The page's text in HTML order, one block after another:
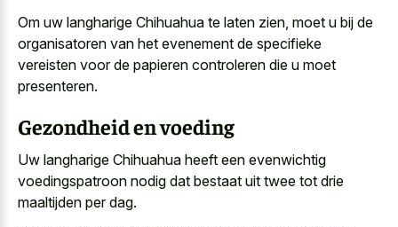
Om uw langharige Chihuahua te laten zien, moet u bij de
organisatoren van het evenement de specifieke
vereisten voor de papieren controleren die u moet
presenteren.
Gezondheid en voeding
Uw langharige Chihuahua heeft een evenwichtig
voedingspatroon nodig dat bestaat uit twee tot drie
maaltijden per dag.